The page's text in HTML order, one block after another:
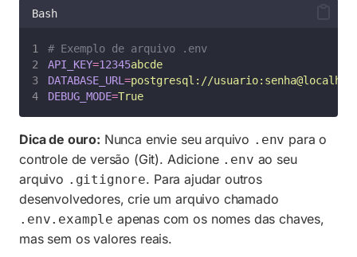
Bash
# Exemplo de arquivo .env
API_KEY=12345abcde
DATABASE_URL=postgresql://
DEBUG_MODE=True
Dica de ouro: Nunca envie seu arquivo .env para o
controle de versão (Git). Adicione .env ao seu
arquivo .gitignore. Para ajudar outros
desenvolvedores, crie um arquivo chamado
.env.example apenas com os nomes das chaves,
mas sem os valores reais.